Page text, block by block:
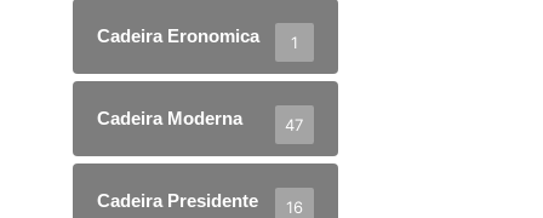
Cadeira Eronomica 1
Cadeira Moderna 47
Cadeira Presidente 16